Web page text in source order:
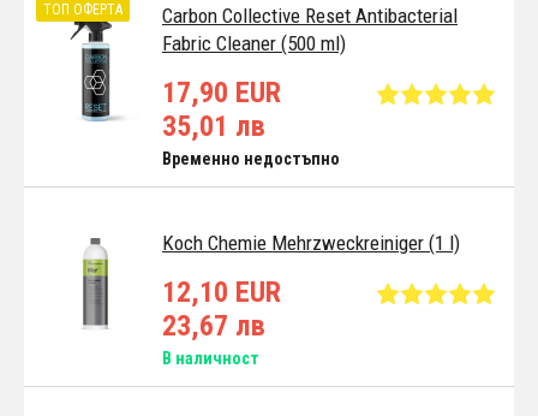
Carbon Collective Reset Antibacterial
Fabric Cleaner (500 ml)
ТОП ОФЕРТА
17,90 EUR
35,01 лв
Временно недостъпно
Koch Chemie Mehrzweckreiniger (1 l)
12,10 EUR
23,67 лв
В наличност